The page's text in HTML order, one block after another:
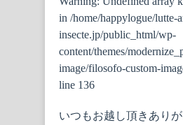
in /home/happylogue/lutte-
insecte.jp/public_html/wp-
content/themes/
image/filosofo-custom-
line 136
いつもお越し頂きあり